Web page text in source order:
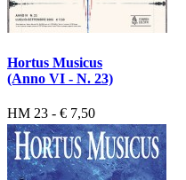
Hortus Musicus
(Anno VI - N. 23)
HM 23 - € 7,50